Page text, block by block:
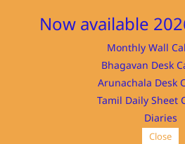
SRI RAMANASRAMAM
Now available
Monthly Wall
Bhagavan Desk
Arunachala Desk
Tamil Daily Sheet
Diaries
Close